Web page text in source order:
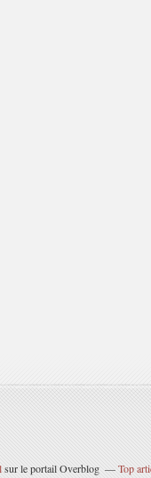
sur le portail Overblog Top